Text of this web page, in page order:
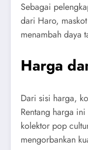
Sebagai
dari Haro,
menambah daya
Harga
Dari sisi harga,
Rentang harga
kolektor pop
mengorbankan